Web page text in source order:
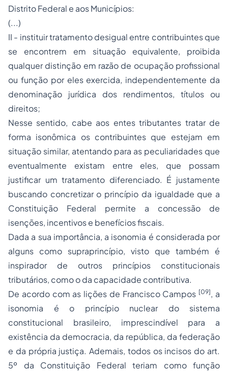
Distrito Federal e aos Municípios:
(...)
II - instituir tratamento desigual entre contribuintes que
se encontrem em situação equivalente, proibida
qualquer distinção em razão de ocupação profissional
ou função por eles exercida, independentemente da
denominação jurídica dos rendimentos, títulos ou
direitos;
Nesse sentido, cabe aos entes tributantes tratar de
forma isonômica os contribuintes que estejam em
situação similar, atentando para as peculiaridades que
eventualmente existam entre eles, que possam
justificar um tratamento diferenciado. É justamente
buscando concretizar o princípio da igualdade que a
Constituição Federal permite a concessão de
isenções, incentivos e benefícios fiscais.
Dada a sua importância, a isonomia é considerada por
alguns como supraprincípio, visto que também é
inspirador de outros princípios constitucionais
tributários, como o da capacidade contributiva.
De acordo com as lições de Francisco Campos [09], a
isonomia é o princípio nuclear do sistema
constitucional brasileiro, imprescindível para a
existência da democracia, da república, da federação
e da própria justiça. Ademais, todos os incisos do art.
5º da Constituição Federal teriam como função